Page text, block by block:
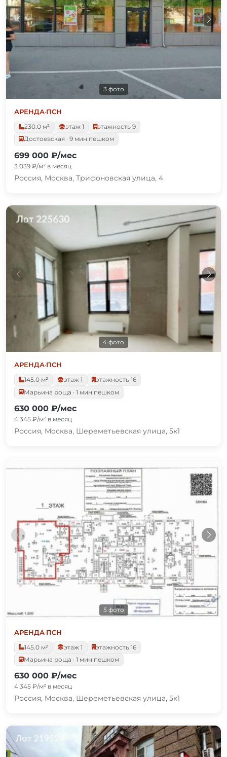
3 фото
АРЕНДА·ПСН
230.0 м²
этаж 1
этажность 9
Достоевская · 9 мин пешком
699 000 ₽/мес
3 039 ₽/м² в месяц
Россия, Москва, Трифоновская улица, 4
4 фото
АРЕНДА·ПСН
145.0 м²
этаж 1
этажность 16
Марьина роща · 1 мин пешком
630 000 ₽/мес
4 345 ₽/м² в месяц
Россия, Москва, Шереметьевская улица, 5к1
5 фото
АРЕНДА·ПСН
145.0 м²
этаж 1
этажность 16
Марьина роща · 1 мин пешком
630 000 ₽/мес
4 345 ₽/м² в месяц
Россия, Москва, Шереметьевская улица, 5к1